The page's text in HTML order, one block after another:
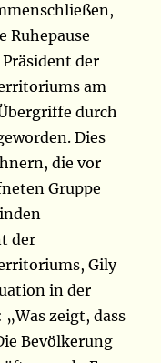
Ruhepause
der
am
durch
Dies
die vor
Gruppe
der
Gily
in der
zeigt, dass
Bevölkerung